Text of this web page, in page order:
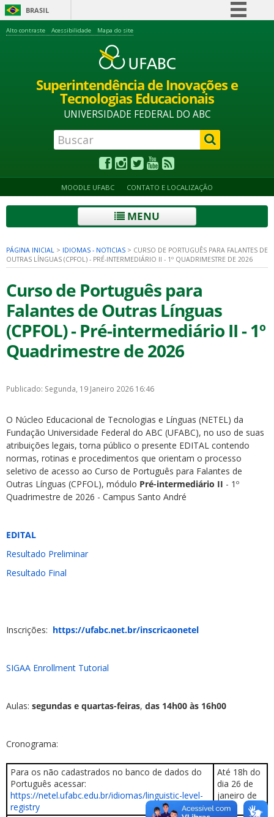
BRASIL
Acesso à informação
Legislação
Canais
Alto contraste Acessibilidade Mapa do site
Superintendência de Inovações e
Tecnologias Educacionais
UNIVERSIDADE FEDERAL DO ABC
MOODLE UFABC CONTATO E LOCALIZAÇÃO
MENU
PÁGINA INICIAL > IDIOMAS - NOTICIAS > CURSO DE PORTUGUÊS PARA FALANTES DE
OUTRAS LÍNGUAS (CPFOL) - PRÉ-INTERMEDIÁRIO II - 1º QUADRIMESTRE DE 2026
Curso de Português para
Falantes de Outras Línguas
(CPFOL) - Pré-intermediário II - 1º
Quadrimestre de 2026
Publicado: Segunda, 19 Janeiro 2026 16:46
O Núcleo Educacional de Tecnologias e Línguas (NETEL) da
Fundação Universidade Federal do ABC (UFABC), no uso de suas
atribuições legais, torna público o presente EDITAL contendo
normas, rotinas e procedimentos que orientam o processo
seletivo de acesso ao Curso de Português para Falantes de
Outras Línguas (CPFOL), módulo Pré-intermediário II - 1º
Quadrimestre de 2026 - Campus Santo André
EDITAL
Resultado Preliminar
Resultado Final
Inscrições: https://ufabc.net.br/inscricaonetel
SIGAA Enrollment Tutorial
Aulas: segundas e quartas-feiras, das 14h00 às 16h00
Cronograma:
Para os não cadastrados no banco de dados do
Português acessar:
https://netel.ufabc.edu.br/idiomas/linguistic-level-
registry
Até 18h do
dia 26 de
janeiro de
2026